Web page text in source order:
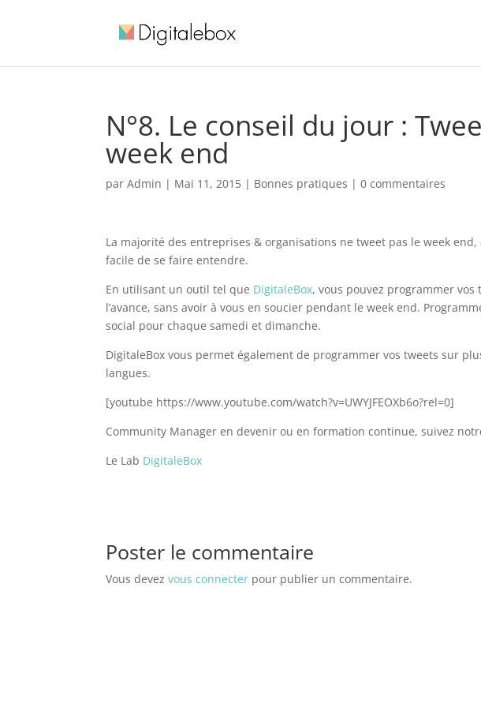
N°8. Le conseil du jour :
week end
parAdmin | Mai 11, 2015 | Bonnes pratiques |0 commentaires
La majorité des entreprises & organisations ne tweet pas le week
facile de se faire entendre.
En utilisant un outil tel que DigitaleBox, vous pouvez programmer vos
l’avance, sans avoir à vous en soucier pendant le week end.
social pour chaque samedi et dimanche.
DigitaleBox vous permet également de programmer vos tweets sur
langues.
[youtube https://www.youtube.com/watch?v=UWYJFEOXb6o?rel=0]
Community Manager en devenir ou en formation continue, suivez
Le Lab DigitaleBox
Poster le commentaire
Vous devezvous connecter pour publier un commentaire.